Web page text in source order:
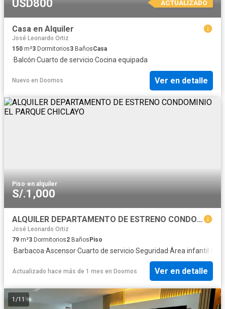
USD800 ACTUALIZADO
Casa en Alquiler
José Leonardo Ortiz
150 m²3 Dormitorios3 BañosCasa
·Balcón·Cuarto de servicio·Cocina equipada
Nuevo en Doomos Ver en detalle
Piso·en alquiler
S/.1,000
ALQUILER DEPARTAMENTO DE ESTRENO CONDOMINIO EL PARQUE CHICLAYO
José Leonardo Ortiz
79 m²3 Dormitorios2 Baños Piso
·Barbacoa·Ascensor·Cuarto de servicio·Seguridad·Área infantil ·
Actualizado hace más de 1 mes en Doomos Ver en detalle
1 /11